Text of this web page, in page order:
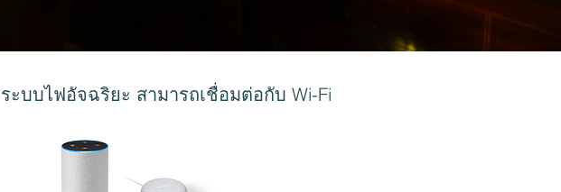
ระบบไฟอัจฉริยะ สามารถเชื่อมต่อกับ Wi-Fi